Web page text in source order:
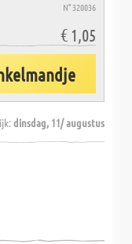
N° 320036
€ 1,05
dinsdag, 11/ augustus